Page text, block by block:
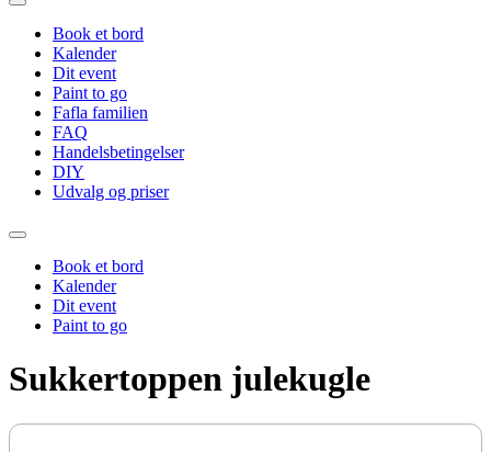
Book et bord
Kalender
Dit event
Paint to go
Fafla familien
FAQ
Handelsbetingelser
DIY
Udvalg og priser
Book et bord
Kalender
Dit event
Paint to go
Sukkertoppen julekugle